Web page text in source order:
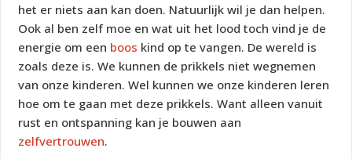
het er niets aan kan doen. Natuurlijk wil je dan helpen.
Ook al ben zelf moe en wat uit het lood toch vind je de
energie om een boos kind op te vangen. De wereld is
zoals deze is. We kunnen de prikkels niet wegnemen
van onze kinderen. Wel kunnen we onze kinderen leren
hoe om te gaan met deze prikkels. Want alleen vanuit
rust en ontspanning kan je bouwen aan
zelfvertrouwen.